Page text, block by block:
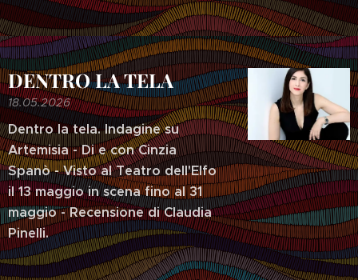
DENTRO LA TELA
18.05.2026
Dentro la tela. Indagine su
Artemisia - Di e con Cinzia
Spanò - Visto al Teatro dell'Elfo
il 13 maggio in scena fino al 31
maggio - Recensione di Claudia
Pinelli.